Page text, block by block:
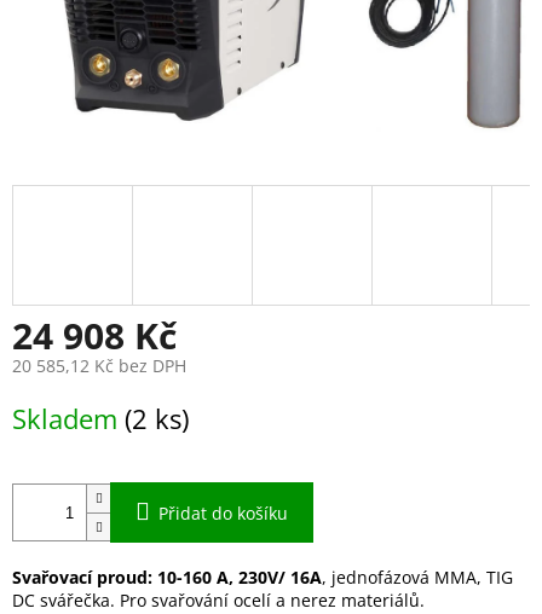
24 908 Kč
20 585,12 Kč bez DPH
cena:
Skladem (2 ks)
Přidat do košíku
Svařovací proud: 10-160 A, 230V/ 16A, jednofázová MMA, TIG
DC svářečka. Pro svařování ocelí a nerez materiálů.